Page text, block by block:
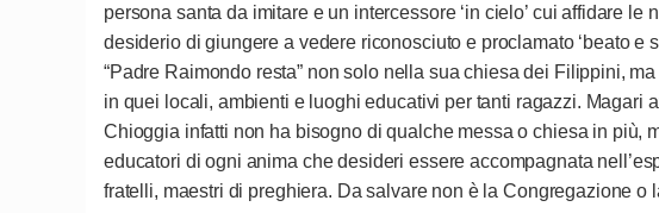
persona santa da imitare e un intercessore ‘in cielo’ cui affidare
desiderio di giungere a vedere riconosciuto e proclamato ‘beato e
“Padre Raimondo resta” non solo nella sua chiesa dei Filippini,
in quei locali, ambienti e luoghi educativi per tanti ragazzi. Magari
Chioggia infatti non ha bisogno di qualche messa o chiesa in più,
educatori di ogni anima che desideri essere accompagnata
fratelli, maestri di preghiera. Da salvare non è la Congregazione